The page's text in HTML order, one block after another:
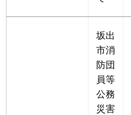
坂出
市消
防団
員等
公務
災害